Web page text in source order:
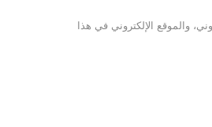
والموقع الإلكتروني في هذا